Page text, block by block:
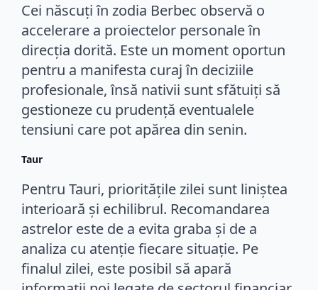
Cei născuți în zodia Berbec observă o
accelerare a proiectelor personale în
direcția dorită. Este un moment oportun
pentru a manifesta curaj în deciziile
profesionale, însă nativii sunt sfătuiți să
gestioneze cu prudență eventualele
tensiuni care pot apărea din senin.
Taur
Pentru Tauri, prioritățile zilei sunt liniștea
interioară și echilibrul. Recomandarea
astrelor este de a evita graba și de a
analiza cu atenție fiecare situație. Pe
finalul zilei, este posibil să apară